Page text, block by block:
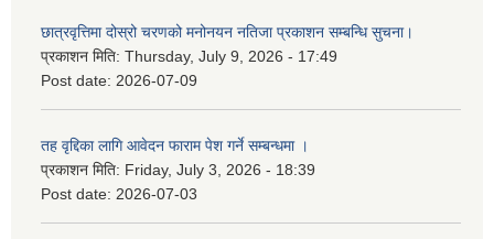
छात्रवृत्तिमा दोस्रो चरणको मनोनयन नतिजा प्रकाशन सम्बन्धि सुचना।
प्रकाशन मिति: Thursday, July 9, 2026 - 17:49
Post date: 2026-07-09
तह वृद्दिका लागि आवेदन फाराम पेश गर्ने सम्बन्धमा ।
प्रकाशन मिति: Friday, July 3, 2026 - 18:39
Post date: 2026-07-03